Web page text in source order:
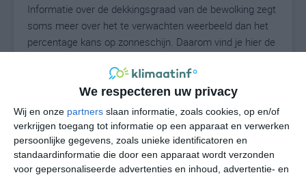
We respecteren uw privacy
Wij en onze partners slaan informatie, zoals cookies, op en/of
verkrijgen toegang tot informatie op een apparaat en verwerken
persoonlijke gegevens, zoals unieke identificatoren en
standaardinformatie die door een apparaat wordt verzonden
voor gepersonaliseerde advertenties en inhoud, advertentie- en
Informatie over de dekkingsgraad van de bewolking zegt
soms meer over het te verwachten weerbeeld dan het
percentage kans op zonneschijn. Daarom vind je hier de
21°C